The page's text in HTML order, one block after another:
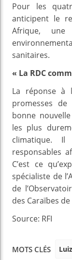
Pour les
anticipent le
Afrique,
sanitaires.
« La RDC
La réponse à
promesses
bonne
les plus
climatique.
responsables
C’est ce
spécialiste de
de
des Caraïbes de
Source: RFI
MOTS CLÉS